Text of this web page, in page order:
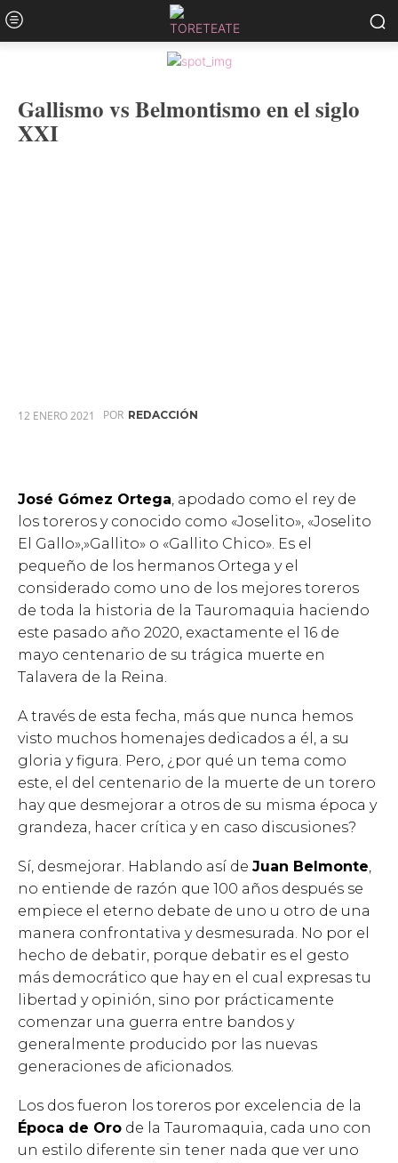
Gallismo vs Belmontismo en el siglo
XXI
12 ENERO 2021 POR REDACCIÓN
José Gómez Ortega , apodado como el rey de
los toreros y conocido como «Joselito», «Joselito
El Gallo»,»Gallito» o «Gallito Chico». Es el
pequeño de los hermanos Ortega y el
considerado como uno de los mejores toreros
de toda la historia de la Tauromaquia haciendo
este pasado año 2020, exactamente el 16 de
mayo centenario de su trágica muerte en
Talavera de la Reina.
A través de esta fecha, más que nunca hemos
visto muchos homenajes dedicados a él, a su
gloria y figura. Pero, ¿por qué un tema como
este, el del centenario de la muerte de un torero
hay que desmejorar a otros de su misma época y
grandeza, hacer crítica y en caso discusiones?
Sí, desmejorar. Hablando así de Juan Belmonte,
no entiende de razón que 100 años después se
empiece el eterno debate de uno u otro de una
manera confrontativa y desmesurada. No por el
hecho de debatir, porque debatir es el gesto
más democrático que hay en el cual expresas tu
libertad y opinión, sino por prácticamente
comenzar una guerra entre bandos y
generalmente producido por las nuevas
generaciones de aficionados.
Los dos fueron los toreros por excelencia de la
Época de Oro de la Tauromaquia, cada uno con
un estilo diferente sin tener nada que ver uno